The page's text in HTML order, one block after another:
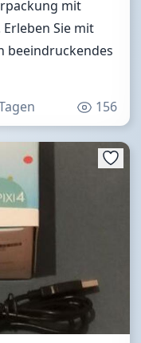
mit
Sie mit
beeindruckendes
156